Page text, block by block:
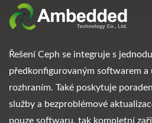
Řešení Ceph se integruje s
předkonfigurovaným softwarem
rozhraním. Také poskytuje
služby a bezproblémové
pouze softwaru, tak kompletní